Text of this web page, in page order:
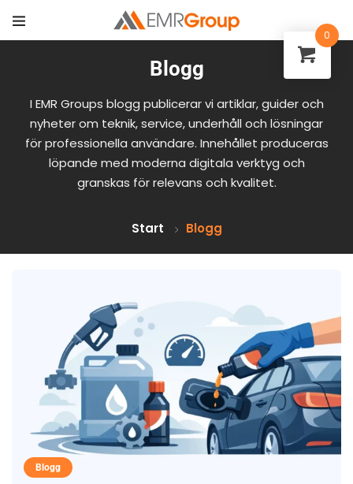
Blogg
I EMR Groups blogg publicerar vi artiklar, guider och
nyheter om teknik, service, underhåll och lösningar
för professionella användare. Innehållet produceras
löpande med moderna digitala verktyg och
granskas för relevans och kvalitet.
Start Blogg
Blogg
0